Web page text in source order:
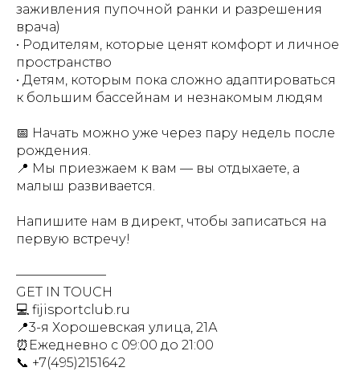
заживления пупочной ранки и разрешения
врача)
• Родителям, которые ценят комфорт и личное
пространство
• Детям, которым пока сложно адаптироваться
к большим бассейнам и незнакомым людям
📅 Начать можно уже через пару недель после
рождения.
📍 Мы приезжаем к вам — вы отдыхаете, а
малыш развивается.
Напишите нам в директ, чтобы записаться на
первую встречу!
———————⠀
GET IN TOUCH
💻 fijisportclub.ru
📍3-я Хорошевская улица, 21А
⏰Ежедневно с 09:00 до 21:00
📞 +7(495)2151642